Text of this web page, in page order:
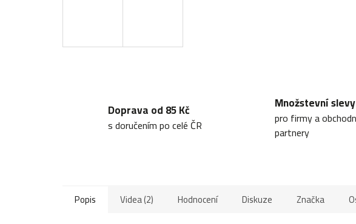
Doprava od 85 Kč
s doručením po celé ČR
Množstevní slevy
pro firmy a
partnery
Popis Videa (2) Hodnocení Diskuze Značka